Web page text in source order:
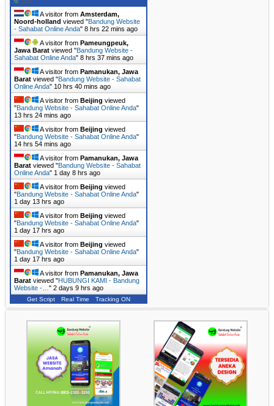
A visitor from Amsterdam,
Noord-holland viewed "Bandung Website
- Sahabat Online Anda" 8 hrs 22 mins ago
A visitor from Pameungpeuk,
Jawa Barat viewed "Bandung Website -
Sahabat Online Anda" 8 hrs 37 mins ago
A visitor from Pamanukan, Jawa
Barat viewed "Bandung Website - Sahabat
Online Anda" 10 hrs 40 mins ago
A visitor from Beijing viewed
"Bandung Website - Sahabat Online Anda"
13 hrs 24 mins ago
A visitor from Beijing viewed
"Bandung Website - Sahabat Online Anda"
14 hrs 54 mins ago
A visitor from Pamanukan, Jawa
Barat viewed "Bandung Website - Sahabat
Online Anda" 1 day 8 hrs ago
A visitor from Beijing viewed
"Bandung Website - Sahabat Online Anda"
1 day 13 hrs ago
A visitor from Beijing viewed
"Bandung Website - Sahabat Online Anda"
1 day 17 hrs ago
A visitor from Beijing viewed
"Bandung Website - Sahabat Online Anda"
1 day 17 hrs ago
A visitor from Pamanukan, Jawa
Barat viewed "HUBUNGI KAMI - Bandung
Website -… " 2 days 9 hrs ago
Get Script Real Time Tracking ON